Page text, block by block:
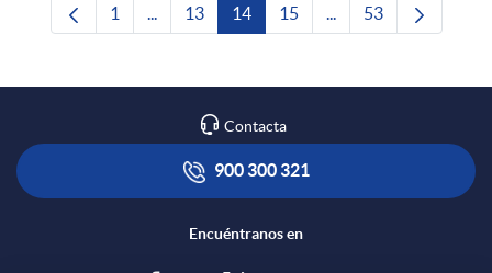
Página
1 ...Páginas intermedias Use TAB para
Página
13 Página
14 Página
15 ...Páginas intermedias
Página
53
Contacta
900 300 321
Encuéntranos en